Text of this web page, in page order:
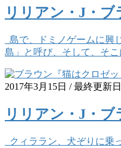
リリアン・J・ブ
島で、ドミノゲームに興
島」と呼び、そして、そ
2017年3月15日 / 最終更新
リリアン・J・ブ
クィララン、犬ぞりに乗